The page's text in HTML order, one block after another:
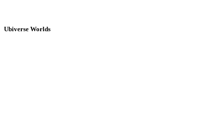
Ubiverse Worlds